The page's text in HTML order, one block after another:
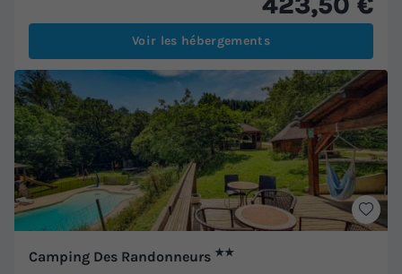
Voir les hébergements
Camping Des Randonneurs ★★